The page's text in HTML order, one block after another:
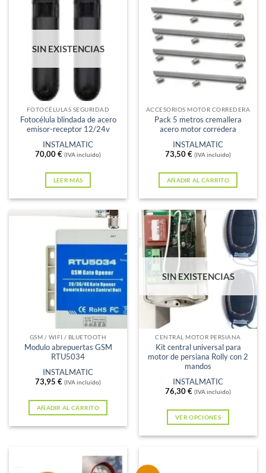
SIN EXISTENCIAS
FOTOCÉLULAS SEGURIDAD
Fotocélula blindada de acero
emisor-receptor 12/24v
INSTALMATIC
70,00€ (IVA incluido)
LEER MÁS
ACCESORIOS MOTOR CORREDERA
Pack 5 metros cremallera
acero motor corredera
INSTALMATIC
73,50€ (IVA incluido)
AÑADIR AL CARRITO
GSM / WIFI / BLUETOOTH
Modulo abrepuertas GSM
RTU5034
INSTALMATIC
73,95 € (IVA incluido)
AÑADIR AL CARRITO
SIN EXISTENCIAS
CENTRAL MOTOR PERSIANA
Kit central universal para
motor de persiana Rolly con 2
mandos
INSTALMATIC
76,30€ (IVA incluido)
VER OPCIONES